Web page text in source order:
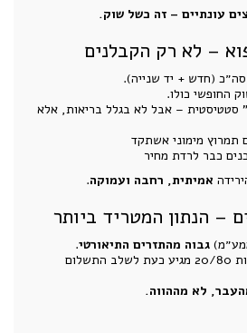
עונתיים – זה כשל שוק.
– לא רק הקבלנים
סה״כ (חדש + יד שנייה).
החופשי כולו.
סטטיסטית – אבל לא בגלל בריאות, אלא
תמרוץ מימוני אשתקד
כבר לרדת מחיר
אמיתית, רחבה ועמוקה.
– הנתון המטריד ביותר
גבוה מהתזרים התיאורטי.
ההסבר: גל עסקאות 20/80 מגיע כעת לשלב התשלום
לא מההווה.